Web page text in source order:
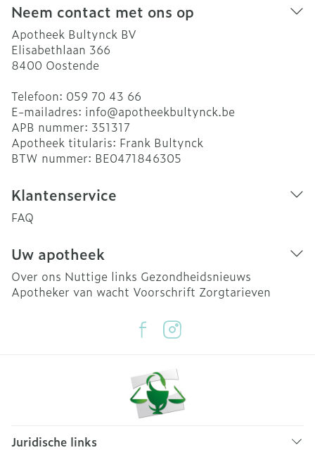
Neem contact met ons op
Apotheek Bultynck BV
Elisabethlaan 366
8400 Oostende
Telefoon: 059 70 43 66
E-mailadres: info@apotheekbultynck.be
APB nummer: 351317
Apotheek titularis: Frank Bultynck
BTW nummer: BE0471846305
Klantenservice
FAQ
Uw apotheek
Over ons Nuttige links Gezondheidsnieuws
Apotheker van wacht Voorschrift Zorgtarieven
Juridische links